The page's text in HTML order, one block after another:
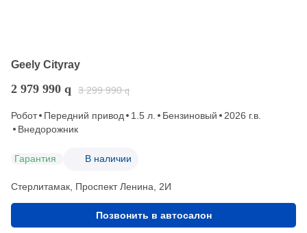
Geely Cityray
2 979 990 q 3 299 990 q
Робот Передний привод 1.5 л. Бензиновый
2026 г.в.
Внедорожник
Гарантия В наличии
Стерлитамак, Проспект Ленина, 2И
Позвонить в автосалон